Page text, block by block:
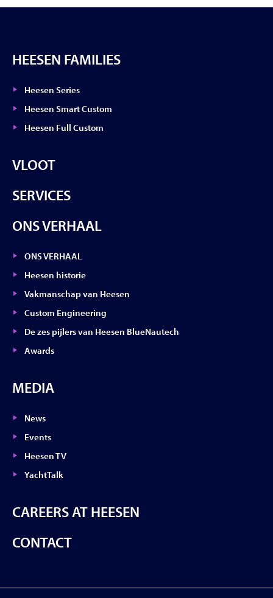
HEESEN FAMILIES
Heesen Series
Heesen Smart Custom
Heesen Full Custom
VLOOT
SERVICES
ONS VERHAAL
ONS VERHAAL
Heesen historie
Vakmanschap van Heesen
Custom Engineering
De zes pijlers van Heesen BlueNautech
Awards
MEDIA
News
Events
Heesen TV
YachtTalk
CAREERS AT HEESEN
CONTACT